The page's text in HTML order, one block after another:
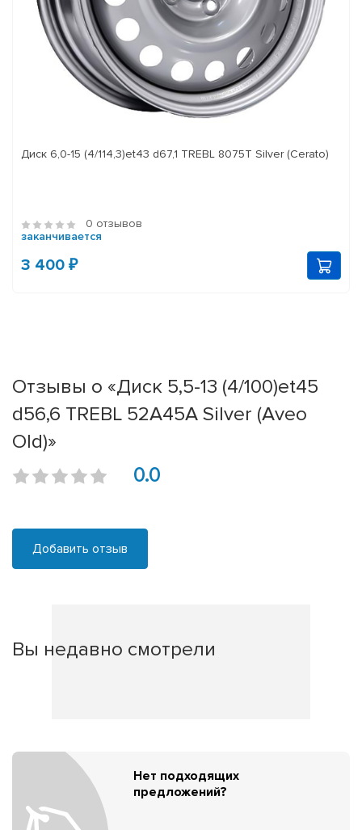
Диск 6,0-15 (4/114,3)et43 d67,1 TREBL 8075T Silver (Cerato)
0 отзывов
заканчивается
3 400 ₽
Отзывы о «Диск 5,5-13 (4/100)et45
d56,6 TREBL 52A45A Silver (Aveo
Old)»
0.0
Добавить отзыв
Вы недавно смотрели
Нет подходящих
предложений?